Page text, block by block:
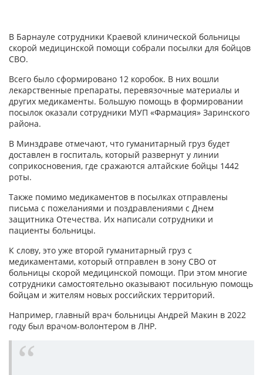
В Барнауле сотрудники Краевой клинической больницы
скорой медицинской помощи собрали посылки для бойцов
СВО.
Всего было сформировано 12 коробок. В них вошли
лекарственные препараты, перевязочные материалы и
других медикаменты. Большую помощь в формировании
посылок оказали сотрудники МУП «Фармация» Заринского
района.
В Минздраве отмечают, что гуманитарный груз будет
доставлен в госпиталь, который развернут у линии
соприкосновения, где сражаются алтайские бойцы 1442
роты.
Также помимо медикаментов в посылках отправлены
письма с пожеланиями и поздравлениями с Днем
защитника Отечества. Их написали сотрудники и
пациенты больницы.
К слову, это уже второй гуманитарный груз с
медикаментами, который отправлен в зону СВО от
больницы скорой медицинской помощи. При этом многие
сотрудники самостоятельно оказывают посильную помощь
бойцам и жителям новых российских территорий.
Например, главный врач больницы Андрей Макин в 2022
году был врачом-волонтером в ЛНР.